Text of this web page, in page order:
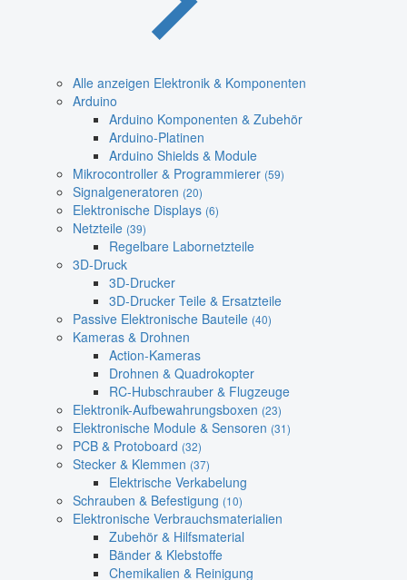
Alle anzeigen Elektronik & Komponenten
Arduino
Arduino Komponenten & Zubehör
Arduino-Platinen
Arduino Shields & Module
Mikrocontroller & Programmierer (59)
Signalgeneratoren (20)
Elektronische Displays (6)
Netzteile (39)
Regelbare Labornetzteile
3D-Druck
3D-Drucker
3D-Drucker Teile & Ersatzteile
Passive Elektronische Bauteile (40)
Kameras & Drohnen
Action-Kameras
Drohnen & Quadrokopter
RC-Hubschrauber & Flugzeuge
Elektronik-Aufbewahrungsboxen (23)
Elektronische Module & Sensoren (31)
PCB & Protoboard (32)
Stecker & Klemmen (37)
Elektrische Verkabelung
Schrauben & Befestigung (10)
Elektronische Verbrauchsmaterialien
Zubehör & Hilfsmaterial
Bänder & Klebstoffe
Chemikalien & Reinigung